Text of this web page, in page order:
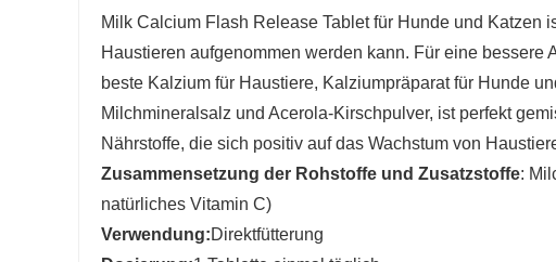
Milk Calcium Flash Release Tablet für Hunde und Katzen
Haustieren aufgenommen werden kann. Für eine
beste Kalzium für Haustiere, Kalziumpräparat für Hunde
Milchmineralsalz und Acerola-Kirschpulver, ist perfekt
Nährstoffe, die sich positiv auf das Wachstum von
Zusammensetzung der Rohstoffe und Zusatzstoffe:
natürliches Vitamin C)
Verwendung:Direktfütterung